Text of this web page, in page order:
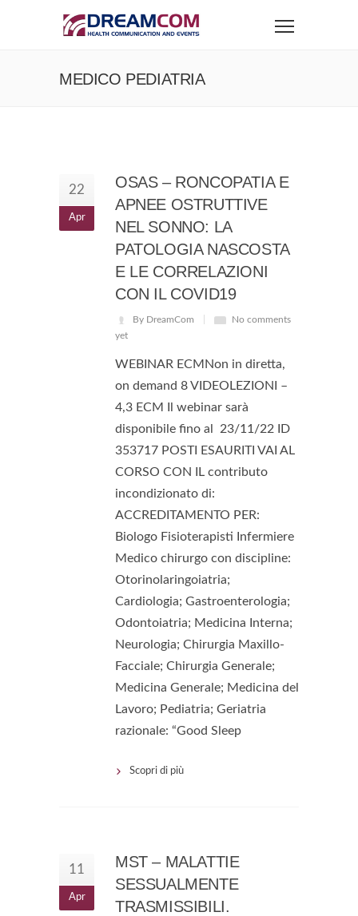
MEDICO PEDIATRIA
22
Apr
OSAS – RONCOPATIA E
APNEE OSTRUTTIVE
NEL SONNO: LA
PATOLOGIA NASCOSTA
E LE CORRELAZIONI
CON IL COVID19
By DreamCom
No comments
yet
WEBINAR ECMNon in diretta,
on demand 8 VIDEOLEZIONI –
4,3 ECM Il webinar sarà
disponibile fino al 23/11/22 ID
353717 POSTI ESAURITI VAI AL
CORSO CON IL contributo
incondizionato di:
ACCREDITAMENTO PER:
Biologo Fisioterapisti Infermiere
Medico chirurgo con discipline:
Otorinolaringoiatria;
Cardiologia; Gastroenterologia;
Odontoiatria; Medicina Interna;
Neurologia; Chirurgia Maxillo-
Facciale; Chirurgia Generale;
Medicina Generale; Medicina del
Lavoro; Pediatria; Geriatria
razionale: “Good Sleep
Scopri di più
11
Apr
MST – MALATTIE
SESSUALMENTE
TRASMISSIBILI.